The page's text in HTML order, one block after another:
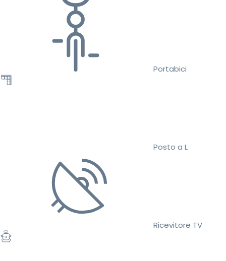
Portabici
Posto a L
Ricevitore TV